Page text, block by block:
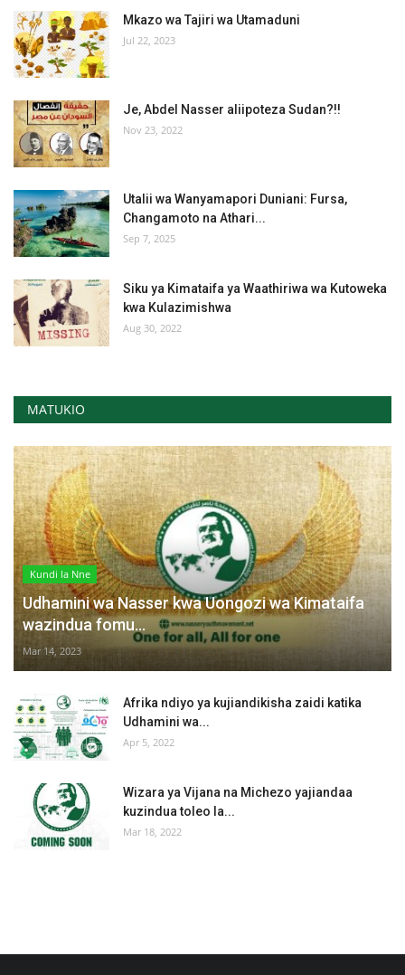
Mkazo wa Tajiri wa Utamaduni
Jul 22, 2023
Je, Abdel Nasser aliipoteza Sudan?!!
Nov 23, 2022
Utalii wa Wanyamapori Duniani: Fursa,
Changamoto na Athari...
Sep 7, 2025
Siku ya Kimataifa ya Waathiriwa wa Kutoweka
kwa Kulazimishwa
Aug 30, 2022
MATUKIO
Kundi la Nne
Udhamini wa Nasser kwa Uongozi wa Kimataifa
wazindua fomu...
Mar 14, 2023
Afrika ndiyo ya kujiandikisha zaidi katika
Udhamini wa...
Apr 5, 2022
Wizara ya Vijana na Michezo yajiandaa
kuzindua toleo la...
Mar 18, 2022